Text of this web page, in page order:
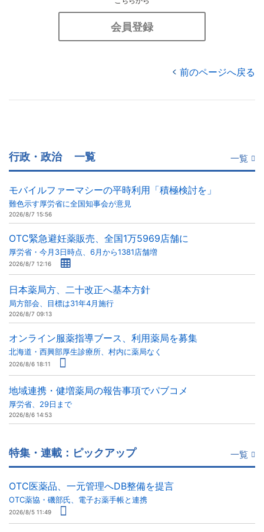
会員登録
前のページへ戻る
行政・政治 一覧 一覧
モバイルファーマシーの平時利用「積極検討を」
難色示す厚労省に全国知事会が意見
2026/8/7 15:56
OTC緊急避妊薬販売、全国1万5969店舗に
厚労省・今月3日時点、6月から1381店舗増
2026/8/7 12:16
日本薬局方、二十改正へ基本方針
局方部会、目標は31年4月施行
2026/8/7 09:13
オンライン服薬指導ブース、利用薬局を募集
北海道・西興部厚生診療所、村内に薬局なく
2026/8/6 18:11
地域連携・健増薬局の報告事項でパブコメ
厚労省、29日まで
2026/8/6 14:53
特集・連載：ピックアップ 一覧
OTC医薬品、一元管理へDB整備を提言
OTC薬協・磯部氏、電子お薬手帳と連携
2026/8/5 11:49